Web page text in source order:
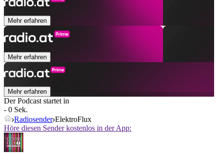
Mehr erfahren
Mehr erfahren
Mehr erfahren
Der Podcast startet in
- 0 Sek.
Radiosender ElektroFlux
Höre diesen Sender kostenlos in der App: